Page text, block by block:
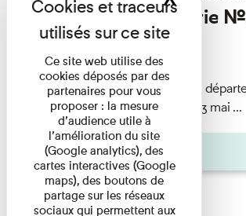
Invités de l’Imprimerie
Lecture
autochrome, A63911S) © Musée
Albert Kahn / CD92 Samedi 13 mai ...
Pages
Ce site web utilise des
cookies déposés par des
partenaires pour vous
proposer : la mesure
d’audience utile à
l’amélioration du site
(Google analytics), des
cartes interactives (Google
maps), des boutons de
partage sur les réseaux
sociaux qui permettent aux